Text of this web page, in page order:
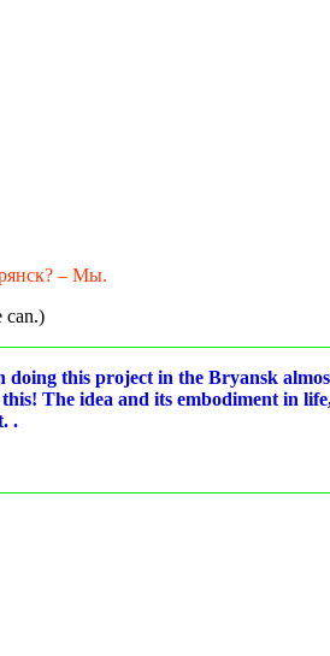
– Мы.
can.)
this project in the Bryansk
The idea and its embodiment in
.